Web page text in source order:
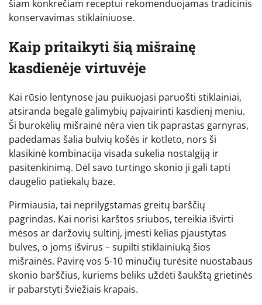
šiam konkrečiam receptui rekomenduojamas tradicinis
konservavimas stiklainiuose.
Kaip pritaikyti šią mišrainę
kasdienėje virtuvėje
Kai rūsio lentynose jau puikuojasi paruošti stiklainiai,
atsiranda begalė galimybių paįvairinti kasdienį meniu.
Ši burokėlių mišrainė nėra vien tik paprastas garnyras,
padedamas šalia bulvių košės ir kotleto, nors ši
klasikinė kombinacija visada sukelia nostalgiją ir
pasitenkinimą. Dėl savo turtingo skonio ji gali tapti
daugelio patiekalų baze.
Pirmiausia, tai neprilygstamas greitų barščių
pagrindas. Kai norisi karštos sriubos, tereikia išvirti
mėsos ar daržovių sultinį, įmesti kelias pjaustytas
bulves, o joms išvirus – supilti stiklainiuką šios
mišrainės. Pavirę vos 5-10 minučių turėsite nuostabaus
skonio barščius, kuriems beliks uždėti šaukštą grietinės
ir pabarstyti šviežiais krapais.